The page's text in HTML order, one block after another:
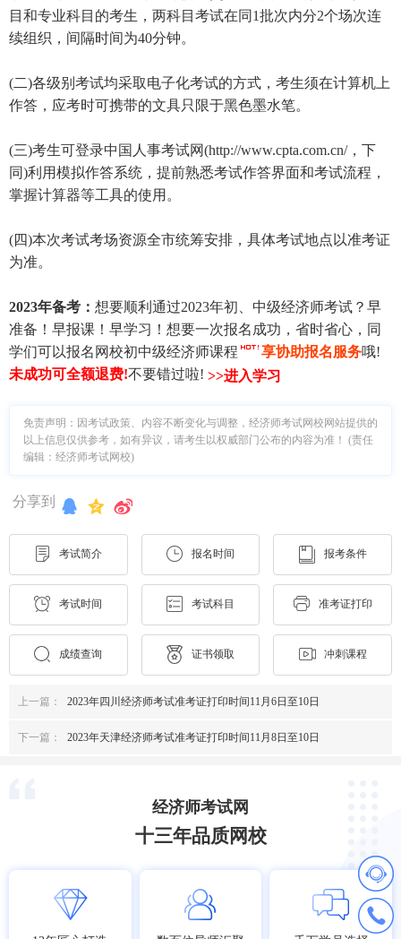
目和专业科目的考生，两科目考试在同1批次内分2个场次连
续组织，间隔时间为40分钟。
(二)各级别考试均采取电子化考试的方式，考生须在计算机上
作答，应考时可携带的文具只限于黑色墨水笔。
(三)考生可登录中国人事考试网(http://www.cpta.com.cn/，下
同)利用模拟作答系统，提前熟悉考试作答界面和考试流程，
掌握计算器等工具的使用。
(四)本次考试考场资源全市统筹安排，具体考试地点以准考证
为准。
2023年备考： 想要顺利通过2023年初、中级经济师考试？早
准备！早报课！早学习！想要一次报名成功，省时省心，同
学们可以报名网校初中级经济师课程
享协助报名服务哦!
未成功可全额退费!不要错过啦! >>进入学习
免责声明：因考试政策、内容不断变化与调整，经济师考试网校网站提供的
以上信息仅供参考，如有异议，请考生以权威部门公布的内容为准！ (责任
编辑：经济师考试网校)
分享到
考试简介 报名时间 报考条件
考试时间 考试科目 准考证打印
成绩查询 证书领取 冲刺课程
上一篇： 2023年四川经济师考试准考证打印时间11月6日至10日
下一篇： 2023年天津经济师考试准考证打印时间11月8日至10日
经济师考试网
十三年品质网校